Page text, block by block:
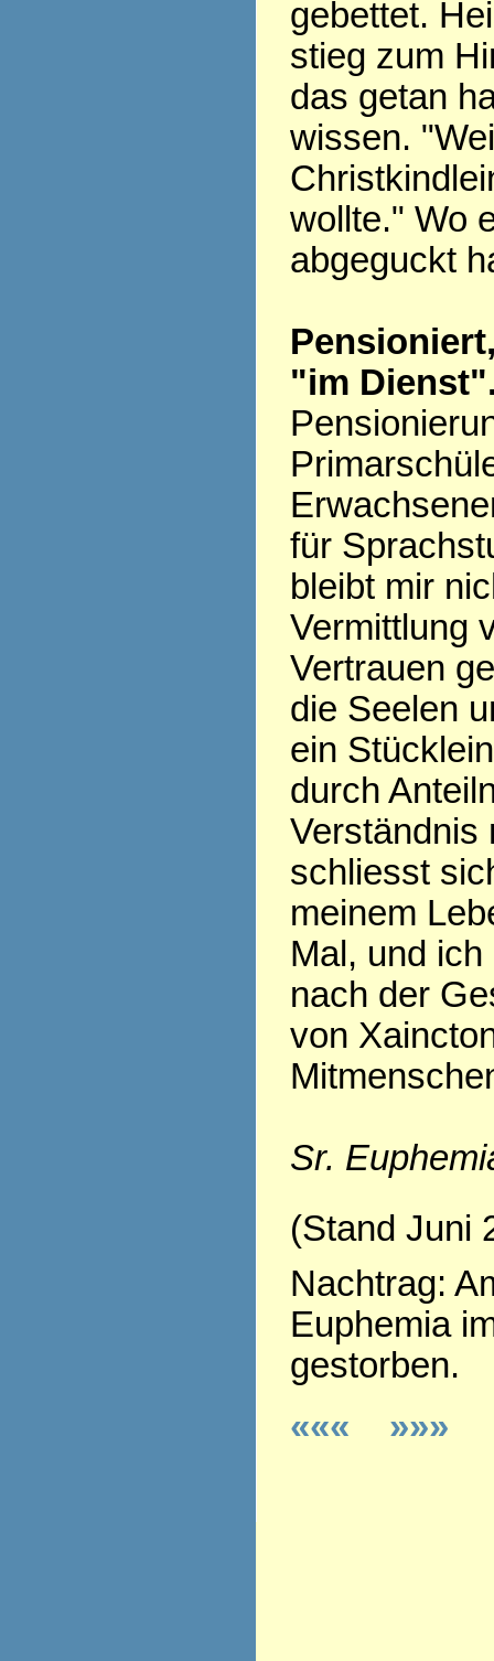
gebettet.
stieg zum
das getan
wissen.
wollte." Wo
abgeguckt
"im
für
bleibt mir
Vermittlung
Vertrauen
die Seelen
ein
durch
Verständnis
schliesst
meinem
Mal, und
nach der
von
Sr.
(Stand Juni
Nachtrag:
Euphemia
gestorben.
«««
»»»